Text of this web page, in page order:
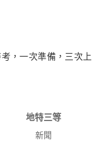
，一次準備，三次上
地特三等
新聞